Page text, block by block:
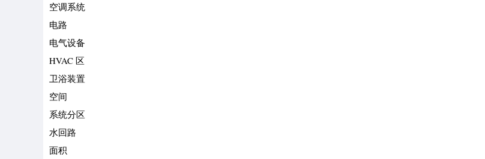
空调系统
电路
电气设备
HVAC 区
卫浴装置
空间
系统分区
水回路
面积